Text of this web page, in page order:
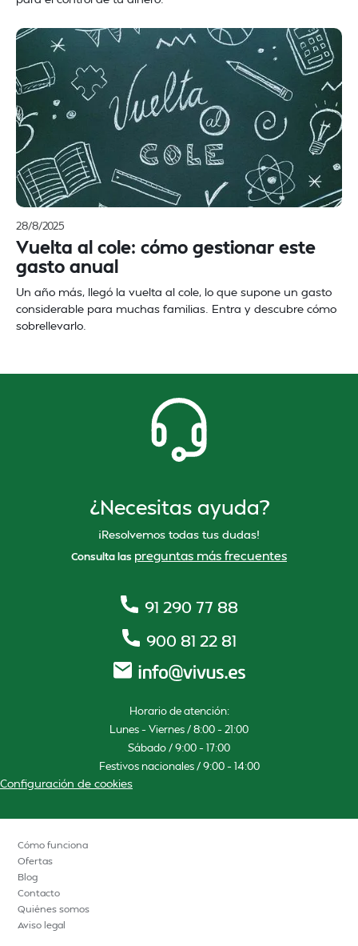
28/8/2025
Vuelta al cole: cómo gestionar este
gasto anual
Un año más, llegó la vuelta al cole, lo que supone un gasto
considerable para muchas familias. Entra y descubre cómo
sobrellevarlo.
¿Necesitas ayuda?
¡Resolvemos todas tus dudas!
Consulta las preguntas más frecuentes
91 290 77 88
900 81 22 81
Horario de atención:
Lunes – Viernes / 8:00 – 21:00
Sábado / 9:00 – 17:00
Festivos nacionales / 9:00 – 14:00
Configuración de cookies
Cómo funciona
Ofertas
Blog
Contacto
Quiénes somos
Aviso legal